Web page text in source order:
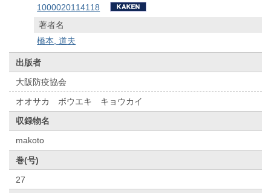
1000020114118
著者名
橋本, 道夫
出版者
大阪防疫協会
オオサカ ボウエキ キョウカイ
収録物名
makoto
巻(号)
27